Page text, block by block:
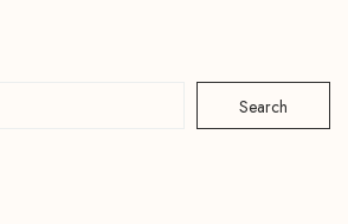
Search